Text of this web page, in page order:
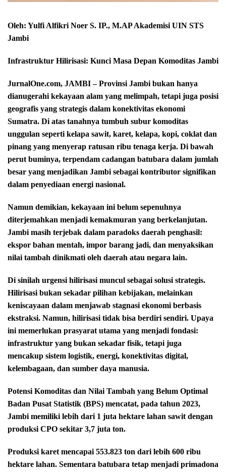
Oleh: Yulfi Alfikri Noer S. IP., M.AP Akademisi UIN STS
Jambi
Infrastruktur Hilirisasi: Kunci Masa Depan Komoditas Jambi
JurnalOne.com, JAMBI – Provinsi Jambi bukan hanya
dianugerahi kekayaan alam yang melimpah, tetapi juga posisi
geografis yang strategis dalam konektivitas ekonomi
Sumatra. Di atas tanahnya tumbuh subur komoditas
unggulan seperti kelapa sawit, karet, kelapa, kopi, coklat dan
pinang yang menyerap ratusan ribu tenaga kerja. Di bawah
perut buminya, terpendam cadangan batubara dalam jumlah
besar yang menjadikan Jambi sebagai kontributor signifikan
dalam penyediaan energi nasional.
Namun demikian, kekayaan ini belum sepenuhnya
diterjemahkan menjadi kemakmuran yang berkelanjutan.
Jambi masih terjebak dalam paradoks daerah penghasil:
ekspor bahan mentah, impor barang jadi, dan menyaksikan
nilai tambah dinikmati oleh daerah atau negara lain.
Di sinilah urgensi hilirisasi muncul sebagai solusi strategis.
Hilirisasi bukan sekadar pilihan kebijakan, melainkan
keniscayaan dalam menjawab stagnasi ekonomi berbasis
ekstraksi. Namun, hilirisasi tidak bisa berdiri sendiri. Upaya
ini memerlukan prasyarat utama yang menjadi fondasi:
infrastruktur yang bukan sekadar fisik, tetapi juga
mencakup sistem logistik, energi, konektivitas digital,
kelembagaan, dan sumber daya manusia.
Potensi Komoditas dan Nilai Tambah yang Belum Optimal
Badan Pusat Statistik (BPS) mencatat, pada tahun 2023,
Jambi memiliki lebih dari 1 juta hektare lahan sawit dengan
produksi CPO sekitar 3,7 juta ton.
Produksi karet mencapai 553.823 ton dari lebih 600 ribu
hektare lahan. Sementara batubara tetap menjadi primadona